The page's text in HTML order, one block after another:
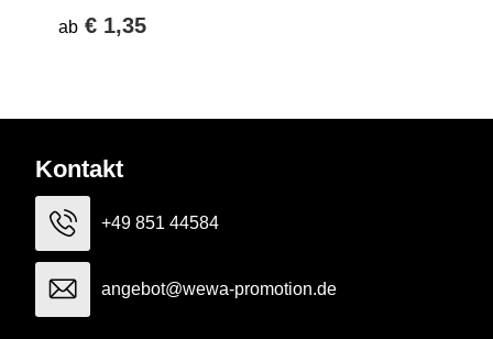
ab € 1,35
Kontakt
+49 851 44584
angebot@wewa-promotion.de